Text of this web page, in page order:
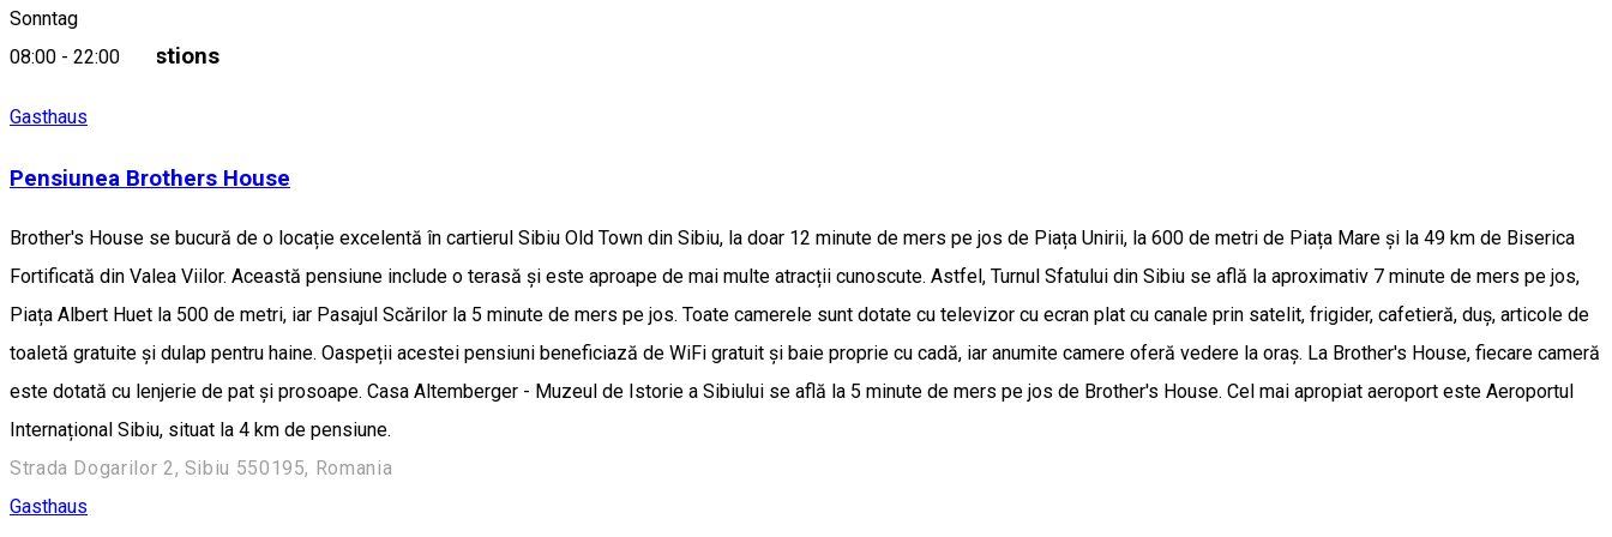
Sonntag
08:00 - 22:00
Similar Suggestions
Gasthaus
Pensiunea Brothers House
Brother's House se bucură de o locație excelentă în cartierul Sibiu Old Town din Sibiu, la doar 12 minute de mers pe jos de Piața Unirii, la 600 de metri de Piața Mare și la 49 km de Biserica
Fortificată din Valea Viilor. Această pensiune include o terasă și este aproape de mai multe atracții cunoscute. Astfel, Turnul Sfatului din Sibiu se află la aproximativ 7 minute de mers pe jos,
Piața Albert Huet la 500 de metri, iar Pasajul Scărilor la 5 minute de mers pe jos. Toate camerele sunt dotate cu televizor cu ecran plat cu canale prin satelit, frigider, cafetieră, duș, articole de
toaletă gratuite și dulap pentru haine. Oaspeții acestei pensiuni beneficiază de WiFi gratuit și baie proprie cu cadă, iar anumite camere oferă vedere la oraș. La Brother's House, fiecare cameră
este dotată cu lenjerie de pat și prosoape. Casa Altemberger - Muzeul de Istorie a Sibiului se află la 5 minute de mers pe jos de Brother's House. Cel mai apropiat aeroport este Aeroportul
Internațional Sibiu, situat la 4 km de pensiune.
Strada Dogarilor 2, Sibiu 550195, Romania
Gasthaus